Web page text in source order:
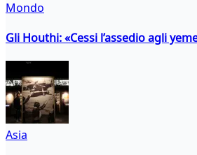
Mondo
Gli Houthi: «Cessi l’assedio agli
Asia